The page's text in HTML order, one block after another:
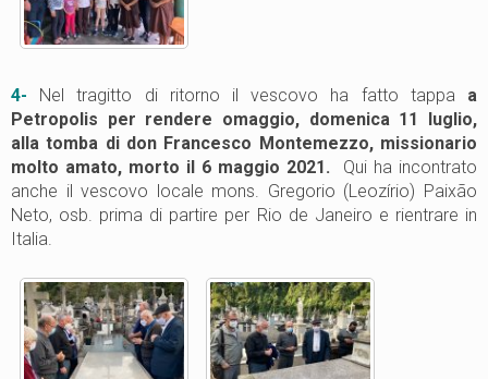
4- Nel tragitto di ritorno il vescovo ha fatto tappa a
Petropolis per rendere omaggio, domenica 11 luglio,
alla tomba di don Francesco Montemezzo, missionario
molto amato, morto il 6 maggio 2021. Qui ha incontrato
anche il vescovo locale mons. Gregorio (Leozírio) Paixão
Neto, osb. prima di partire per Rio de Janeiro e rientrare in
Italia.